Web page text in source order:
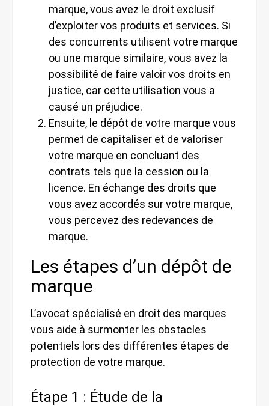
marque, vous avez le droit exclusif
d’exploiter vos produits et services. Si
des concurrents utilisent votre marque
ou une marque similaire, vous avez la
possibilité de faire valoir vos droits en
justice, car cette utilisation vous a
causé un préjudice.
Ensuite, le dépôt de votre marque vous
permet de capitaliser et de valoriser
votre marque en concluant des
contrats tels que la cession ou la
licence. En échange des droits que
vous avez accordés sur votre marque,
vous percevez des redevances de
marque.
Les étapes d’un dépôt de
marque
L’avocat spécialisé en droit des marques
vous aide à surmonter les obstacles
potentiels lors des différentes étapes de
protection de votre marque.
Étape 1 : Étude de la